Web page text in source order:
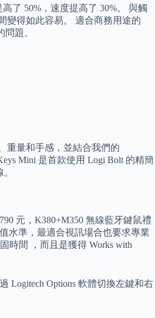
了 50%，速度提高了 30%。 與觸
變得如此容易。 適合商務用途的
題。
重量和手感，並結合我們的
Mini 是首款使用 Logi Bolt 的精簡
元，K380+M350 無線藍牙鍵鼠禮
水準，最適合視訊場合也要求專業
時間 ，而且是獲得 Works with
Logitech Options 軟體切換左鍵和右